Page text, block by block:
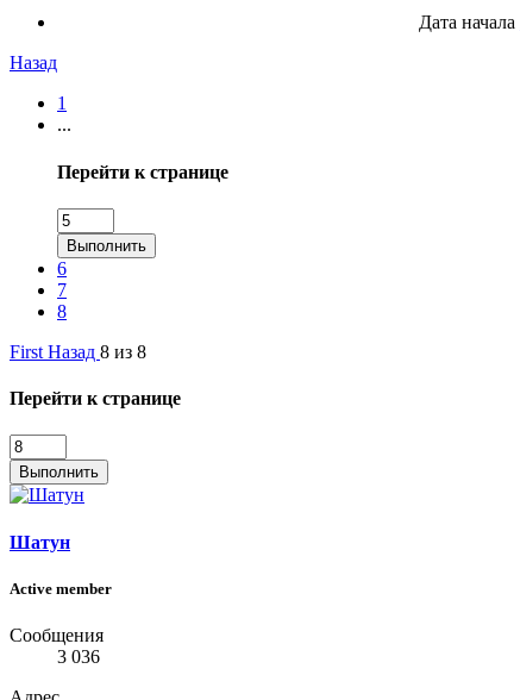
Дата начала
Назад
1
...
Перейти к странице
Выполнить
6
7
8
First Назад 8 из 8
Перейти к странице
Выполнить
Шатун
Active member
Сообщения
3 036